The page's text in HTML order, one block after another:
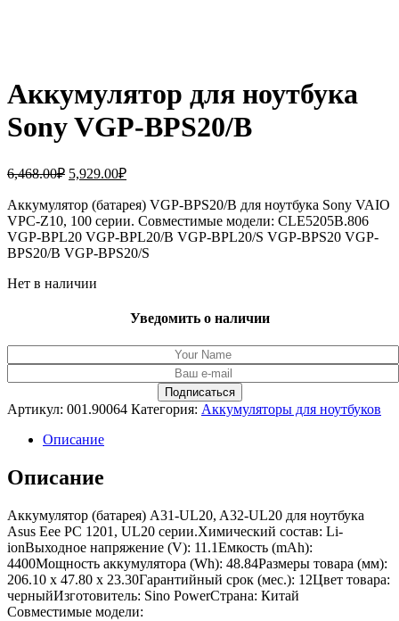
Аккумулятор для ноутбука
Sony VGP-BPS20/B
6,468.00₽ Первоначальная
составляла
6,468.00₽.
5,929.00₽Текущая
5,929.00₽.
Аккумулятор (батарея) VGP-BPS20/B для ноутбука Sony VAIO
VPC-Z10, 100 серии. Совместимые модели: CLE5205B.806
VGP-BPL20 VGP-BPL20/B VGP-BPL20/S VGP-BPS20 VGP-
BPS20/B VGP-BPS20/S
Нет в наличии
Уведомить о наличии
Артикул: 001.90064 Категория: Аккумуляторы для ноутбуков
Описание
Описание
Аккумулятор (батарея) A31-UL20, A32-UL20 для ноутбука
Asus Eee PC 1201, UL20 серии.Химический состав: Li-
ionВыходное напряжение (V): 11.1Емкость (mAh):
4400Мощность аккумулятора (Wh): 48.84Размеры товара (мм):
206.10 x 47.80 x 23.30Гарантийный срок (мес.): 12Цвет товара:
черныйИзготовитель: Sino PowerСтрана: Китай
Совместимые модели: